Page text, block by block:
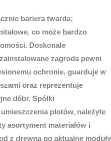
bariera twarda;
co może bardzo
Doskonale
zagroda pewni
ochronie, guarduje w
oraz reprezentuje
dóbr. Spółki
płotów, należyte
asortyment materiałów i
z drewna po aktualne moduły